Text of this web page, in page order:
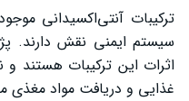
ترکیبات آنتی‌اکسیدانی
سیستم ایمنی نقش دارند.
اثرات این ترکیبات هستند
غذایی و دریافت مواد مغذی